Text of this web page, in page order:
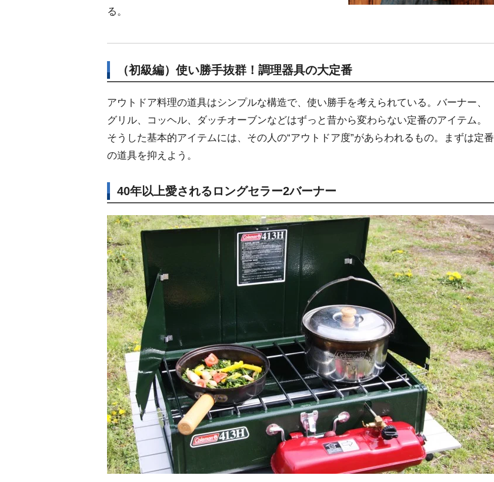
る。
（初級編）使い勝手抜群！調理器具の大定番
アウトドア料理の道具はシンプルな構造で、使い勝手を考えられている。バーナー、
グリル、コッヘル、ダッチオーブンなどはずっと昔から変わらない定番のアイテム。
そうした基本的アイテムには、その人の“アウトドア度”があらわれるもの。まずは定番
の道具を抑えよう。
40年以上愛されるロングセラー2バーナー